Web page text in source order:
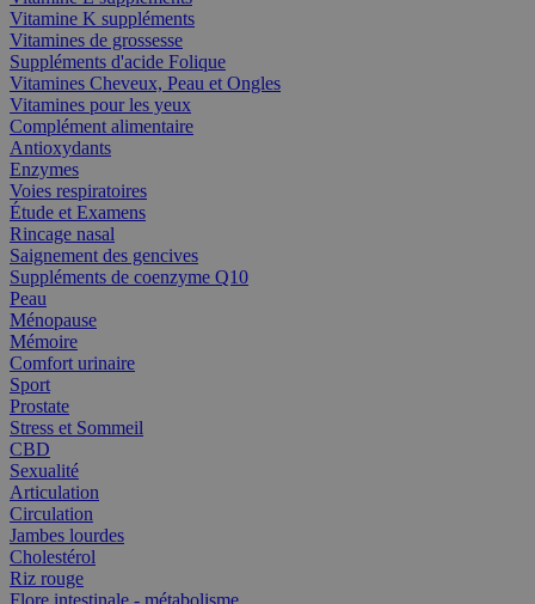
Vitamine K suppléments
Vitamines de grossesse
Suppléments d'acide Folique
Vitamines Cheveux, Peau et Ongles
Vitamines pour les yeux
Complément alimentaire
Antioxydants
Enzymes
Voies respiratoires
Étude et Examens
Rincage nasal
Saignement des gencives
Suppléments de coenzyme Q10
Peau
Ménopause
Mémoire
Comfort urinaire
Sport
Prostate
Stress et Sommeil
CBD
Sexualité
Articulation
Circulation
Jambes lourdes
Cholestérol
Riz rouge